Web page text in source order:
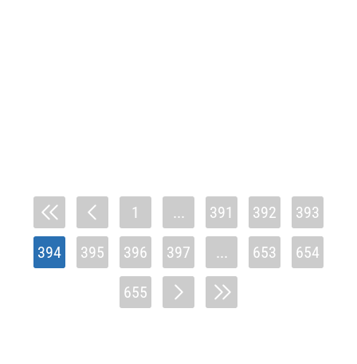
1 ... 391 392 393
394 395 396 397 ... 653 654
655